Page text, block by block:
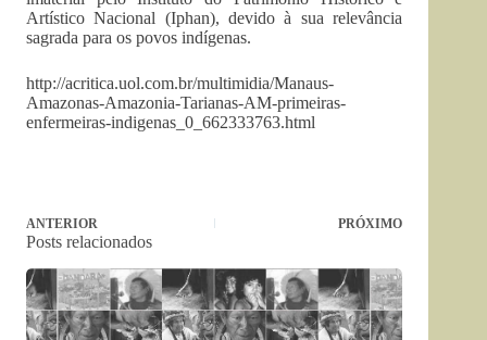
Artístico Nacional (Iphan), devido à sua relevância
sagrada para os povos indígenas.
http://acritica.uol.com.br/multimidia/Manaus-
Amazonas-Amazonia-Tarianas-AM-primeiras-
enfermeiras-indigenas_0_662333763.html
ANTERIOR PRÓXIMO
Posts relacionados